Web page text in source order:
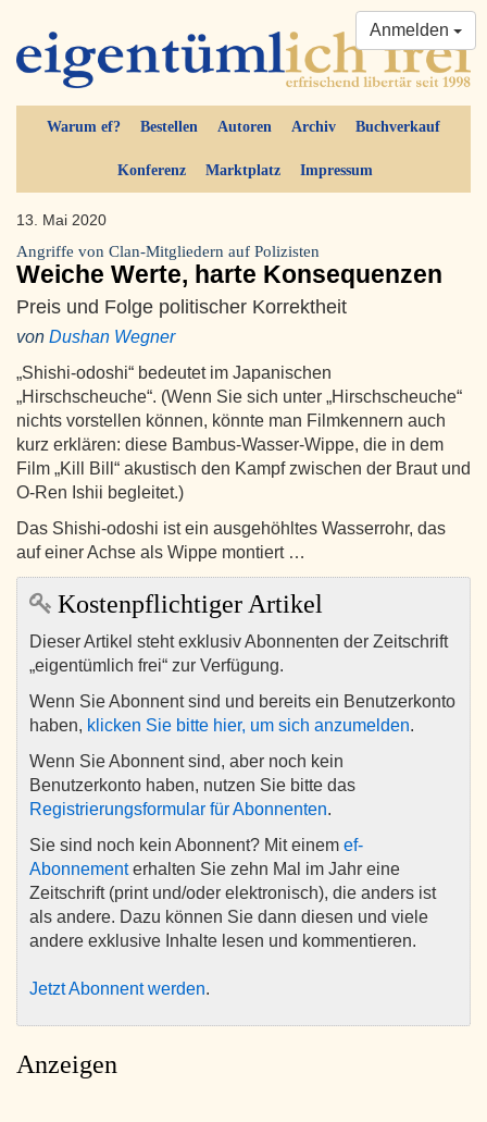
Warum ef? Bestellen Autoren Archiv Buchverkauf
Konferenz Marktplatz Impressum
Anmelden
13. Mai 2020
Angriffe von Clan-Mitgliedern auf Polizisten
Weiche Werte, harte Konsequenzen
Preis und Folge politischer Korrektheit
von Dushan Wegner
„Shishi-odoshi“ bedeutet im Japanischen
„Hirschscheuche“. (Wenn Sie sich unter „Hirschscheuche“
nichts vorstellen können, könnte man Filmkennern auch
kurz erklären: diese Bambus-Wasser-Wippe, die in dem
Film „Kill Bill“ akustisch den Kampf zwischen der Braut und
O-Ren Ishii begleitet.)
Das Shishi-odoshi ist ein ausgehöhltes Wasserrohr, das
auf einer Achse als Wippe montiert …
Kostenpflichtiger Artikel
Dieser Artikel steht exklusiv Abonnenten der Zeitschrift
„eigentümlich frei“ zur Verfügung.
Wenn Sie Abonnent sind und bereits ein Benutzerkonto
haben, klicken Sie bitte hier, um sich anzumelden.
Wenn Sie Abonnent sind, aber noch kein
Benutzerkonto haben, nutzen Sie bitte das
Registrierungsformular für Abonnenten.
Sie sind noch kein Abonnent? Mit einem ef-
Abonnementerhalten Sie zehn Mal im Jahr eine
Zeitschrift (print und/oder elektronisch), die anders ist
als andere. Dazu können Sie dann diesen und viele
andere exklusive Inhalte lesen und kommentieren.
Jetzt Abonnent werden.
Anzeigen